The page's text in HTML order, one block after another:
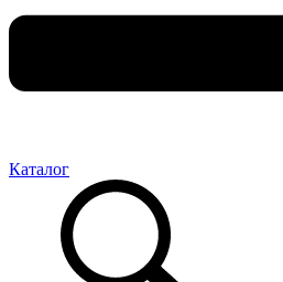
Каталог